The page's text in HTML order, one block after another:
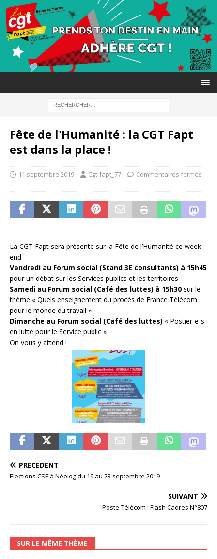
Fête de l'Humanité : la CGT Fapt
est dans la place !
11 septembre 2019 Cgt-fapt_77 Commentaires fermés
La CGT Fapt sera présente sur la Fête de l’Humanité ce week
end.
Vendredi au Forum social (Stand 3E consultants) à 15h45
pour un débat sur les Services publics et les territoires.
Samedi au Forum social (Café des luttes) à 15h30 sur le
thème « Quels enseignement du procès de France Télécom
pour le monde du travail »
Dimanche au Forum social (Café des luttes) « Postier-e-s
en lutte pour le Service public »
On vous y attend !
PRÉCÉDENT
Elections CSE à Néolog du 19 au 23 septembre 2019
SUIVANT
Poste-Télécom : Flash Cadres N°807
SUR LE MÊME THÈME